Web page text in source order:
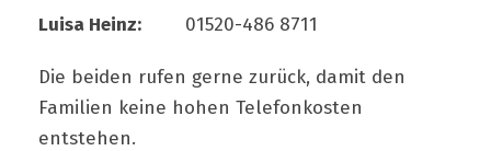
Luisa Heinz: 01520-486 8711
Die beiden rufen gerne zurück, damit den
Familien keine hohen Telefonkosten
entstehen.